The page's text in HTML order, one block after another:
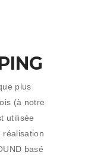
plus
(à notre
utilisée
réalisation
basé